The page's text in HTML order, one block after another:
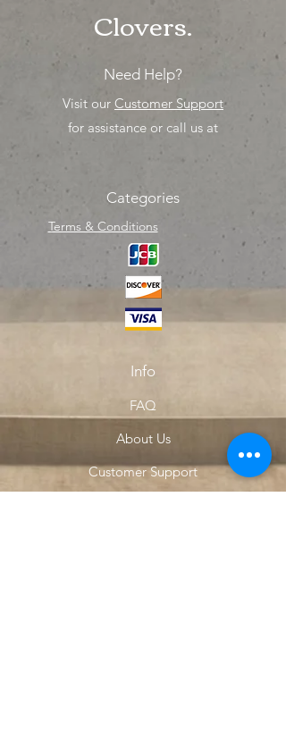
Clovers.
Need Help?
Visit our Customer Support
for assistance or call us at
Categories
Terms & Conditions
Info
FAQ
About Us
Customer Support